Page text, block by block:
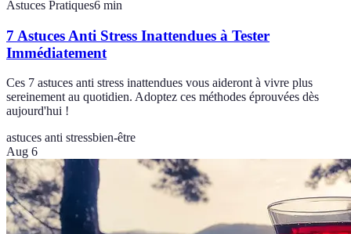
Astuces Pratiques6 min
7 Astuces Anti Stress Inattendues à Tester
Immédiatement
Ces 7 astuces anti stress inattendues vous aideront à vivre plus
sereinement au quotidien. Adoptez ces méthodes éprouvées dès
aujourd'hui !
astuces anti stressbien-être
Aug 6